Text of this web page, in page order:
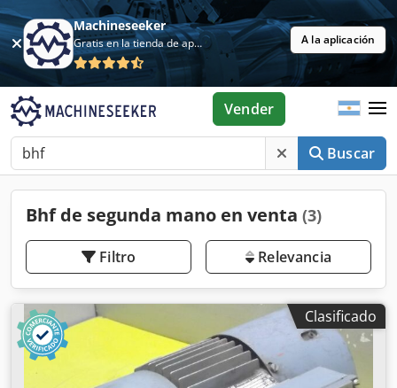
Machineseeker
Gratis en la tienda de aplicaciones A la aplicación
Buscar
Vender
Bhf de segunda mano en venta (3)
Filtro Relevancia
Clasificado